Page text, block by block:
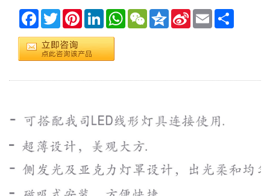
FacebookTwitter PinterestLinkedInWhatsAppWeChatQzone Sina
Weibo
Email